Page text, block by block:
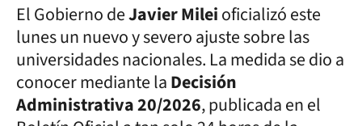
El Gobierno deJavier Mileioficializó este
lunes un nuevo y severo ajuste sobre las
universidades nacionales. La medida se dio a
conocer mediante laDecisión
Administrativa 20/2026, publicada en el